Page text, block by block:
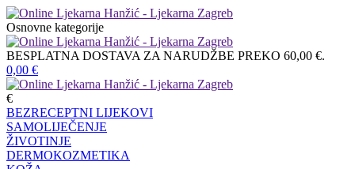
Osnovne kategorije
BESPLATNA DOSTAVA ZA NARUDŽBE PREKO 60,00 €.
0,00 €
€
BEZRECEPTNI LIJEKOVI
SAMOLIJEČENJE
ŽIVOTINJE
DERMOKOZMETIKA